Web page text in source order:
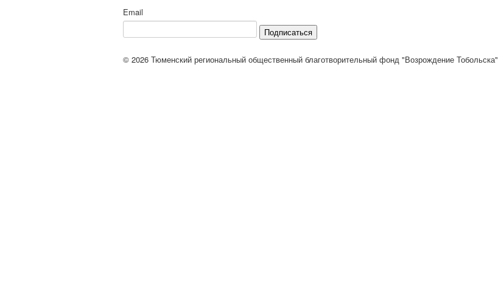
Email
Подписаться
© 2026 Тюменский региональный общественный благотворительный фонд "Возрождение Тобольска"